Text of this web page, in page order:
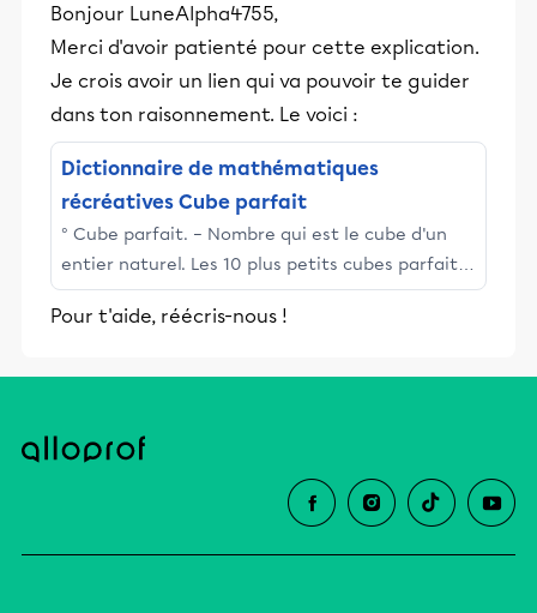
Bonjour LuneAlpha4755,
Merci d'avoir patienté pour cette explication.
Je crois avoir un lien qui va pouvoir te guider
dans ton raisonnement. Le voici :
Dictionnaire de mathématiques
récréatives Cube parfait
° Cube parfait. – Nombre qui est le cube d'un
entier naturel. Les 10 plus petits cubes parfaits
sont : 1, 8, 27, 64, 125, 216, 343, 512, 729 et 1000. Le
terme général de rang n est n3. Voici six
Pour t'aide, réécris-nous !